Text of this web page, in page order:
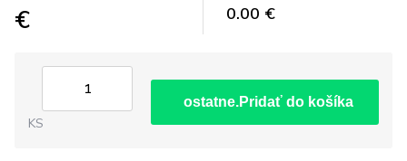
€ 0.00 €
KS
ostatne.Pridať do košíka